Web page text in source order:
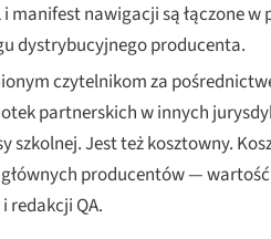
manifest nawigacji są łączone
dystrybucyjnego producenta.
czytelnikom za
partnerskich w innych
Jest też kosztowny.
głównych producentów —
redakcji QA.